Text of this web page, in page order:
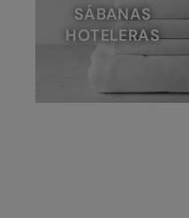
SÁBANAS
HOTELERAS